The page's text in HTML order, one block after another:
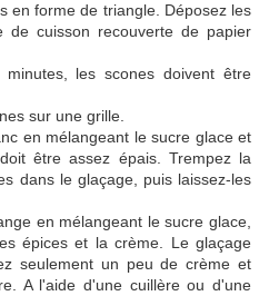
en forme de triangle. Déposez les
de cuisson recouverte de papier
minutes, les scones doivent être
sur une grille.
en mélangeant le sucre glace et
être assez épais. Trempez la
dans le glaçage, puis laissez-les
en mélangeant le sucre glace,
épices et la crème. Le glaçage
seulement un peu de crème et
A l'aide d'une cuillère ou d'une